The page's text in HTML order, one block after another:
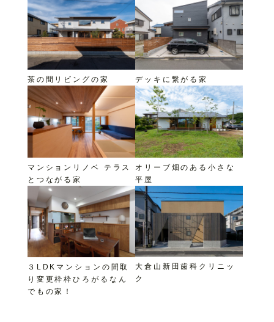
茶の間リビングの家 デッキに繋がる家
マンションリノベ テラス
とつながる家
オリーブ畑のある小さな
平屋
３LDKマンションの間取
り変更枠枠ひろがるなん
でもの家！
大倉山新田歯科クリニッ
ク